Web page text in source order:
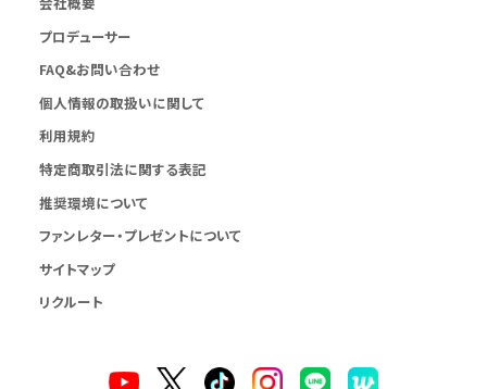
プロデューサー
FAQ&お問い合わせ
個人情報の取扱いに関して
利用規約
特定商取引法に関する表記
推奨環境について
ファンレター・プレゼントについて
サイトマップ
リクルート